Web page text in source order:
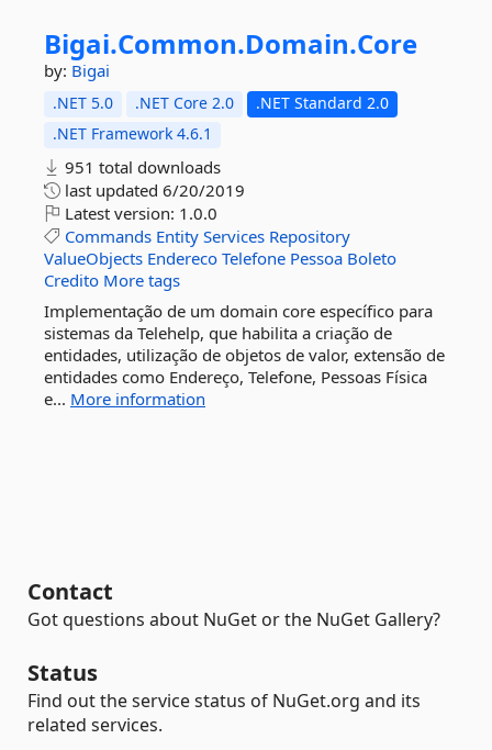
Bigai.Common.Domain.Core
by: Bigai
.NET 5.0 .NET Core 2.0
.NET Standard 2.0
.NET Framework 4.6.1
951 total downloads
last updated 6/20/2019
Latest version: 1.0.0
Commands Entity Services Repository
ValueObjects Endereco Telefone Pessoa Boleto
Credito More tags
Implementação de um domain core específico para
sistemas da Telehelp, que habilita a criação de
entidades, utilização de objetos de valor, extensão de
entidades como Endereço, Telefone, Pessoas Física
e... More information
Contact
Got questions about NuGet or the NuGet Gallery?
Status
Find out the service status of NuGet.org and its
related services.